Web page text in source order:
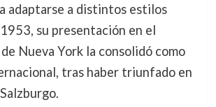
adaptarse a distintos estilos
su presentación en el
Nueva York la consolidó como
tras haber triunfado en